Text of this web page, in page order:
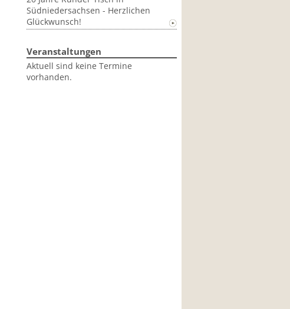
Südniedersachsen - Herzlichen
Glückwunsch!
Veranstaltungen
Aktuell sind keine Termine
vorhanden.